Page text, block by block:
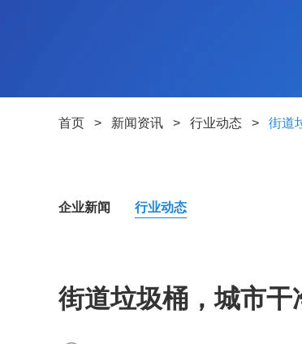
首页 > 新闻资讯 > 行业动态 > 街道
企业新闻 行业动态
街道垃圾桶，城市